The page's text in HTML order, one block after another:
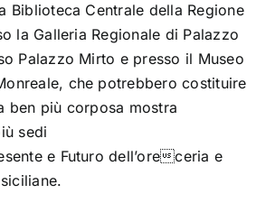
Biblioteca Centrale della Regione
la Galleria Regionale di Palazzo
Palazzo Mirto e presso il Museo
che potrebbero costituire
ben più corposa mostra
sedi
e Futuro dell’oreceria e